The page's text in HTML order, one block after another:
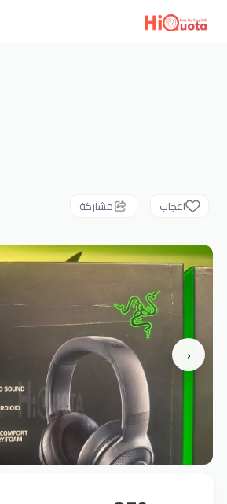
اعجاب مشاركة
‹